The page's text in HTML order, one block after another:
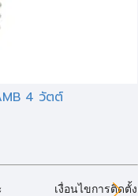
4 วัตต์
เงื่อนไขการติดตั้ง